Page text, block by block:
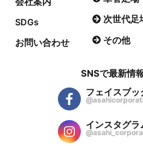
SDGs
お問い合わせ
次世代足
その他
SNSで最新情
フェイスブッ
インスタグラ